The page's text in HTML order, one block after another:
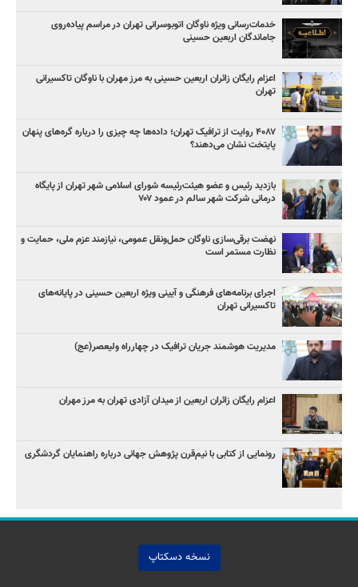
خدمات‌رسانی ویژه ناوگان اتوبوسرانی تهران در مراسم پیاده‌روی
جاماندگان اربعین حسینی
اعزام رایگان زائران اربعین حسینی به مرز مهران با ناوگان تاکسیرانی
تهران
۴۰۸۷ روایت از ترافیک تهران؛ داده‌ها چه چیزی را درباره گره‌های پنهان
پایتخت نشان می‌دهند؟
بازدید رئیس و عضو هیئت‌رئیسه شورای اسلامی شهر تهران از پایگاه
درمانی شرکت شهر سالم در عمود ۷۰۷
نهضت برقی‌سازی ناوگان حمل‌ونقل عمومی، نیازمند عزم ملی، حمایت و
نظارت مستمر است
اجرای برنامه‌های فرهنگی و آیینی ویژه اربعین حسینی در پایانه‌های
تاکسیرانی تهران
مدیریت هوشمند جریان ترافیک در چهارراه ولیعصر(عج)
اعزام رایگان زائران اربعین از میدان آزادی تهران به مرز مهران
رونمایی از کتابی با نیم‌قرن پژوهش جهانی درباره راهنمایان گردشگری
نسخه دسکتاپ